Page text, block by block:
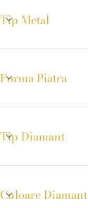
Tip Metal
Forma Piatra
Tip Diamant
Culoare Diamant